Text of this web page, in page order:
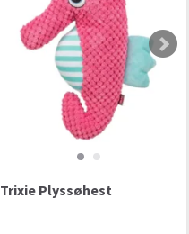
Trixie Plyssøhest